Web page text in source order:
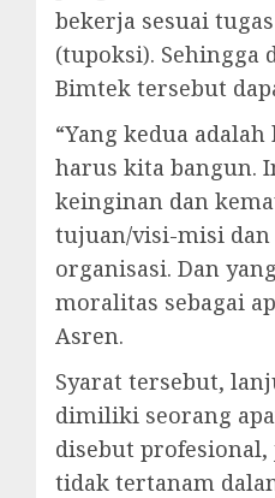
bekerja sesuai
(tupoksi). Sehingga
Bimtek tersebut
“Yang kedua
harus kita bangun.
keinginan dan
tujuan/visi-misi
organisasi. Dan
moralitas sebagai
Asren.
Syarat tersebut,
dimiliki seorang
disebut
tidak tertanam